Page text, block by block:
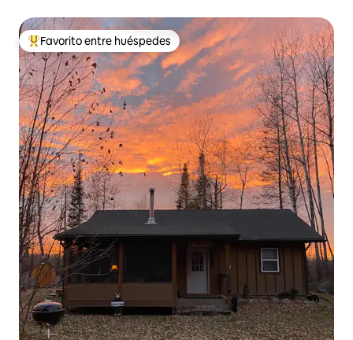
Favorito entre huéspedes preferido
Favorito entre huéspedes